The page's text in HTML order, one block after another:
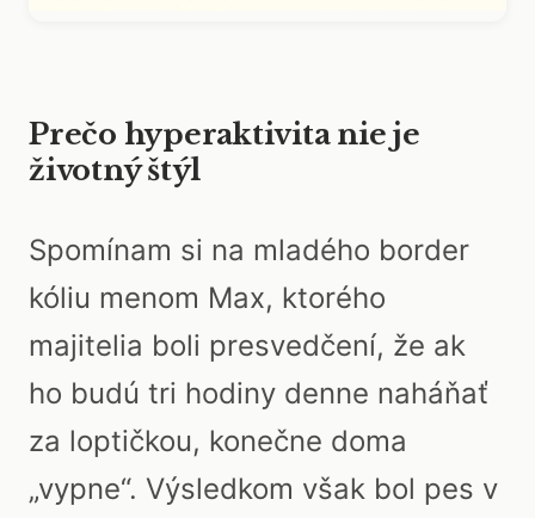
Prečo hyperaktivita nie je
životný štýl
Spomínam si na mladého border
kóliu menom Max, ktorého
majitelia boli presvedčení, že ak
ho budú tri hodiny denne naháňať
za loptičkou, konečne doma
„vypne“. Výsledkom však bol pes v